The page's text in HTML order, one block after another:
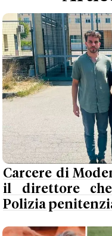
Carcere di
il direttore
Polizia